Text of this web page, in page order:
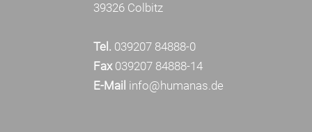
39326 Colbitz
Tel. 039207 84888-0
Fax039207 84888-14
E-Mail info@humanas.de